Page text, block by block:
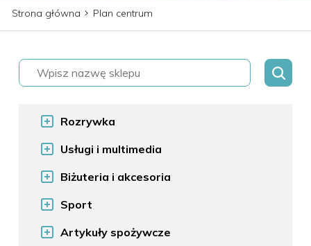
Strona główna Plan centrum
Rozrywka
Usługi i multimedia
Biżuteria i akcesoria
Sport
Artykuły spożywcze